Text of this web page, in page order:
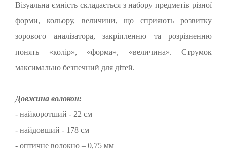
Візуальна ємність складається з набору предметів різної
форми, кольору, величини, що сприяють розвитку
зорового аналізатора, закріпленню та розрізненню
понять «колір», «форма», «величина». Струмок
максимально безпечний для дітей.
Довжина волокон:
- найкоротший - 22 см
- найдовший - 178 см
- оптичне волокно – 0,75 мм